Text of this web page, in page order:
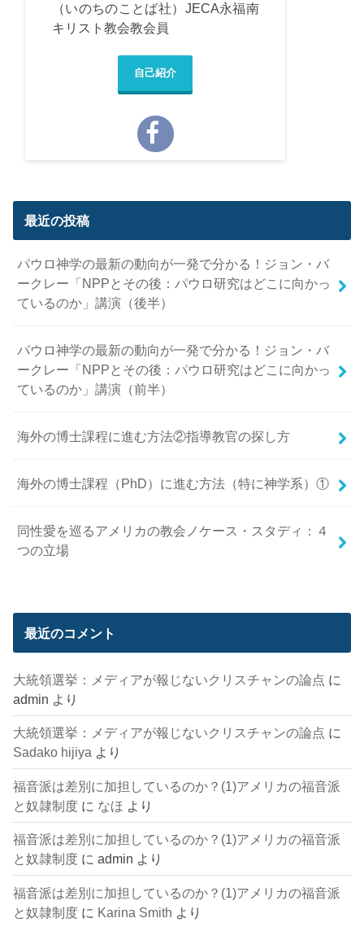
（いのちのことば社）JECA永福南
キリスト教会教会員
自己紹介
最近の投稿
パウロ神学の最新の動向が一発で分かる！ジョン・バ
ークレー「NPPとその後：パウロ研究はどこに向かっ
ているのか」講演（後半）
パウロ神学の最新の動向が一発で分かる！ジョン・バ
ークレー「NPPとその後：パウロ研究はどこに向かっ
ているのか」講演（前半）
海外の博士課程に進む方法②指導教官の探し方
海外の博士課程（PhD）に進む方法（特に神学系）①
同性愛を巡るアメリカの教会ノケース・スタディ：４
つの立場
最近のコメント
大統領選挙：メディアが報じないクリスチャンの論点 に
admin より
大統領選挙：メディアが報じないクリスチャンの論点 に
Sadako hijiya より
福音派は差別に加担しているのか？(1)アメリカの福音派
と奴隷制度 に なほ より
福音派は差別に加担しているのか？(1)アメリカの福音派
と奴隷制度 にadmin より
福音派は差別に加担しているのか？(1)アメリカの福音派
と奴隷制度 に Karina Smith より